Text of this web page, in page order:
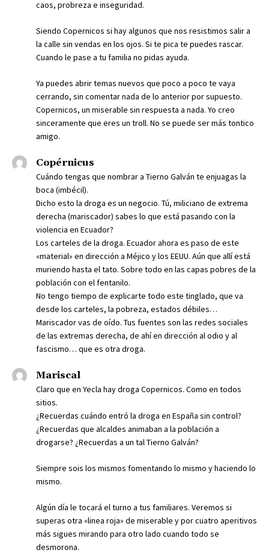
caos, probreza e inseguridad.
Siendo Copernicos si hay algunos que nos resistimos salir a
la calle sin vendas en los ojos. Si te pica te puedes rascar.
Cuando le pase a tu familia no pidas ayuda.
Ya puedes abrir temas nuevos que poco a poco te vaya
cerrando, sin comentar nada de lo anterior por supuesto.
Copernicos, un miserable sin respuesta a nada. Yo creo
sinceramente que eres un troll. No se puede ser más tontico
amigo.
Copérnicus
Cuándo tengas que nombrar a Tierno Galván te enjuagas la
boca (imbécil).
Dicho esto la droga es un negocio. Tú, miliciano de extrema
derecha (mariscador) sabes lo que está pasando con la
violencia en Ecuador?
Los carteles de la droga. Ecuador ahora es paso de este
«material» en dirección a Méjico y los EEUU. Aún que allí está
muriendo hasta el tato. Sobre todo en las capas pobres de la
población con el fentanilo.
No tengo tiempo de explicarte todo este tinglado, que va
desde los carteles, la pobreza, estados débiles…
Mariscador vas de oído. Tus fuentes son las redes sociales
de las extremas derecha, de ahí en dirección al odio y al
fascismo… que es otra droga.
Mariscal
Claro que en Yecla hay droga Copernicos. Como en todos
sitios.
¿Recuerdas cuándo entró la droga en España sin control?
¿Recuerdas que alcaldes animaban a la población a
drogarse? ¿Recuerdas a un tal Tierno Galván?
Siempre sois los mismos fomentando lo mismo y haciendo lo
mismo.
Algún día le tocará el turno a tus familiares. Veremos si
superas otra «linea roja» de miserable y por cuatro aperitivos
más sigues mirando para otro lado cuando todo se
desmorona.